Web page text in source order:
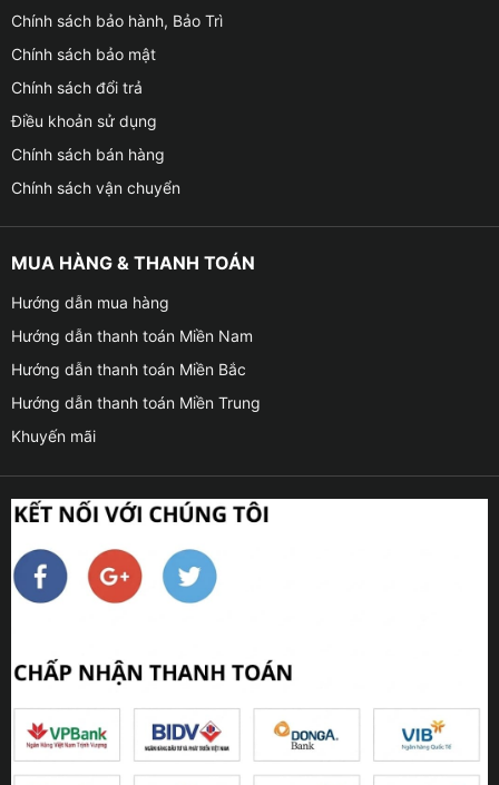
Chính sách bảo hành, Bảo Trì
Chính sách bảo mật
Chính sách đổi trả
Điều khoản sử dụng
Chính sách bán hàng
Chính sách vận chuyển
MUA HÀNG & THANH TOÁN
Hướng dẫn mua hàng
Hướng dẫn thanh toán Miền Nam
Hướng dẫn thanh toán Miền Bắc
Hướng dẫn thanh toán Miền Trung
Khuyến mãi